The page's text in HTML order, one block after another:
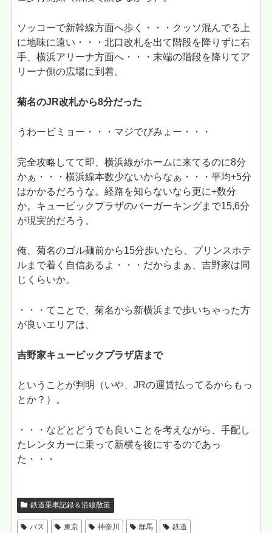
ソッコーで新幹線方面へ歩く・・・クッソ混んでる上
に地味に遠い・・・北口改札を出て階段を降りずに右
手、横浜アリーナ方面へ・・・末端の階段を降りてア
リーナ側の広場に到着。
菊名のJR改札から8分だった
うわービミョー・・・マジでびみょー・・・
完全攻略してて即、横浜線がホームに来てるのに8分
かぁ・・・横浜線本数少ないからなぁ・・・平均+5分
はかかるだろうな。経路を知らないなら更に+数分
か。キュービックプラザのバーガーキングまで15,6分
が現実的だろう。
俺、菊名のゴル麺前から15分歩いたら、プリンスホテ
ルまで着く自信あるよ・・・だからまぁ、吉野家は同
じくらいか。
・・・てことで、菊名から新横浜まで歩いちゃった方
が良いエリアは、
吉野家キュービックプラザ店まで
ということが判明（いや、JRの運賃払ってるからもっ
とか？）。
・・・などとどうでも良いことを考えながら、手配し
たレンタカーに乗って新横を後にするのであっ
た・・・
鉄道乗車記録＆沿線散策
バス 東京 神奈川 群馬 鉄道